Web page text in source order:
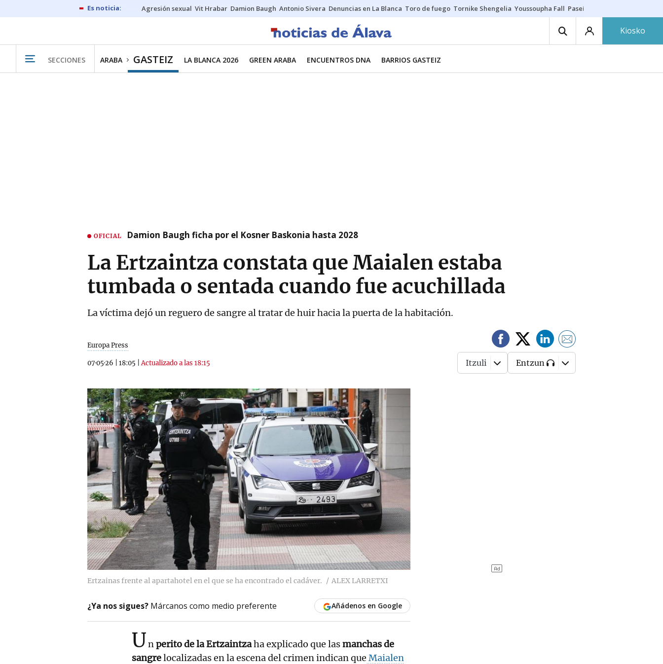
Agresión sexual Vit Hrabar Damion Baugh Antonio Sivera Denuncias en La Blanca Toro de fuego Tornike Shengelia Youssoupha Fall Paseíllo único
Kiosko
SECCIONES ARABA GASTEIZ LA BLANCA 2026 GREEN ARABA ENCUENTROS DNA BARRIOS GASTEIZ
OFICIAL Damion Baugh ficha por el Kosner Baskonia hasta 2028
La Ertzaintza constata que Maialen estaba
tumbada o sentada cuando fue acuchillada
La víctima dejó un reguero de sangre al tratar de huir hacia la puerta de la habitación.
Europa Press
07·05·26 18:05 |Actualizado a las 18:15 Itzuli Entzun
Ertzainas frente al apartahotel en el que se ha encontrado el cadáver. ALEX LARRETXI
¿Ya nos sigues? Márcanos como medio preferente Añádenos en Google
Unperito de la Ertzaintzaha explicado que lasmanchas de
sangrelocalizadas en la escena del crimen indican que Maialen